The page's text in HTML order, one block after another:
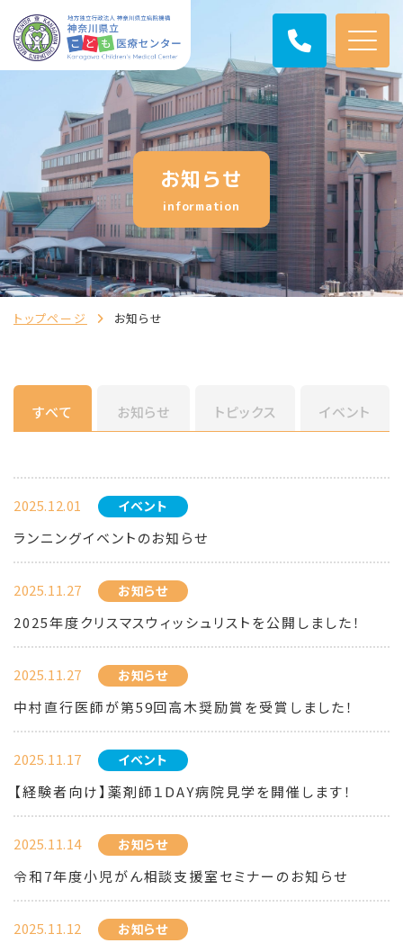
お知らせ
information
トップページ お知らせ
すべて お知らせ トピックス イベント
2025.12.01 イベント
ランニングイベントのお知らせ
2025.11.27 お知らせ
2025年度クリスマスウィッシュリストを公開しました！
2025.11.27 お知らせ
中村直行医師が第59回高木奨励賞を受賞しました！
2025.11.17 イベント
【経験者向け】薬剤師１DAY病院見学を開催します！
2025.11.14 お知らせ
令和7年度小児がん相談支援室セミナーのお知らせ
2025.11.12 お知らせ